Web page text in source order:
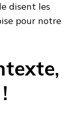
disent les
pour notre